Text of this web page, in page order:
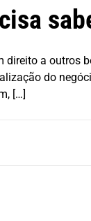
direito a outros
do
[…]